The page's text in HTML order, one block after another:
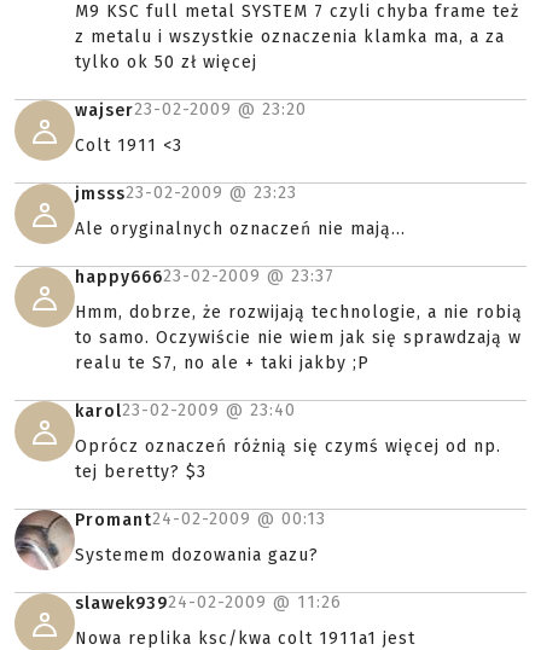
M9 KSC full metal SYSTEM 7 czyli chyba frame też
z metalu i wszystkie oznaczenia klamka ma, a za
tylko ok 50 zł więcej
wajser23-02-2009 @ 23:20
Colt 1911 <3
jmsss23-02-2009 @ 23:23
Ale oryginalnych oznaczeń nie mają...
happy66623-02-2009 @ 23:37
Hmm, dobrze, że rozwijają technologie, a nie robią
to samo. Oczywiście nie wiem jak się sprawdzają w
realu te S7, no ale + taki jakby ;P
karol23-02-2009 @ 23:40
Oprócz oznaczeń różnią się czymś więcej od np.
tej beretty? $3
Promant24-02-2009 @ 00:13
Systemem dozowania gazu?
slawek93924-02-2009 @ 11:26
Nowa replika ksc/kwa colt 1911a1 jest